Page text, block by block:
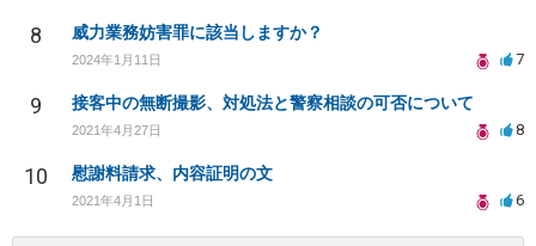
8 威力業務妨害罪に該当しますか？
2024年1月11日 7
9 接客中の無断撮影、対処法と警察相談の可否について
2021年4月27日 8
10 慰謝料請求、内容証明の文
2021年4月1日 6